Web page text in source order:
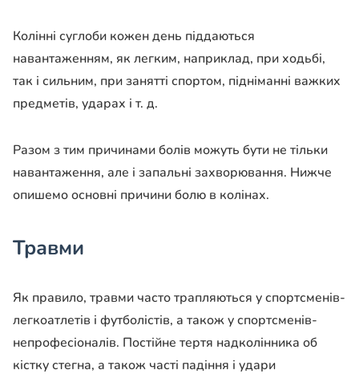
Колінні суглоби кожен день піддаються
навантаженням, як легким, наприклад, при ходьбі,
так і сильним, при занятті спортом, підніманні важких
предметів, ударах і т. д.
Разом з тим причинами болів можуть бути не тільки
навантаження, але і запальні захворювання. Нижче
опишемо основні причини болю в колінах.
Травми
Як правило, травми часто трапляються у спортсменів-
легкоатлетів і футболістів, а також у спортсменів-
непрофесіоналів. Постійне тертя надколінника об
кістку стегна, а також часті падіння і удари